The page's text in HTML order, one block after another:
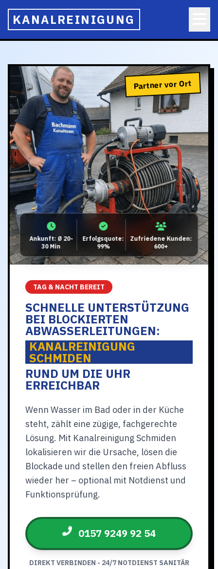
KANALREINIGUNG
Partner vor Ort
Ankunft: Ø 20-
30 Min
Erfolgsquote:
99%
Zufriedene Kunden:
600+
TAG & NACHT BEREIT
SCHNELLE UNTERSTÜTZUNG
BEI BLOCKIERTEN
ABWASSERLEITUNGEN:
KANALREINIGUNG
SCHMIDEN
RUND UM DIE UHR
ERREICHBAR
Wenn Wasser im Bad oder in der Küche
steht, zählt eine zügige, fachgerechte
Lösung. Mit Kanalreinigung Schmiden
lokalisieren wir die Ursache, lösen die
Blockade und stellen den freien Abfluss
wieder her – optional mit Notdienst und
Funktionsprüfung.
0157 9249 92 54
DIREKT VERBINDEN - 24/7 NOTDIENST SANITÄR